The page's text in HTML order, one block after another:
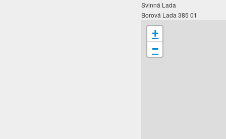
Svinná Lada
Borová Lada 385 01
+
−